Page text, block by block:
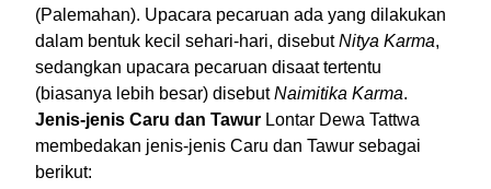
(Palemahan). Upacara pecaruan ada yang dilakukan
dalam bentuk kecil sehari-hari, disebutNitya Karma,
sedangkan upacara pecaruan disaat tertentu
(biasanya lebih besar) disebutNaimitika Karma.
Jenis-jenis Caru dan Tawur Lontar Dewa Tattwa
membedakan jenis-jenis Caru dan Tawur sebagai
berikut: